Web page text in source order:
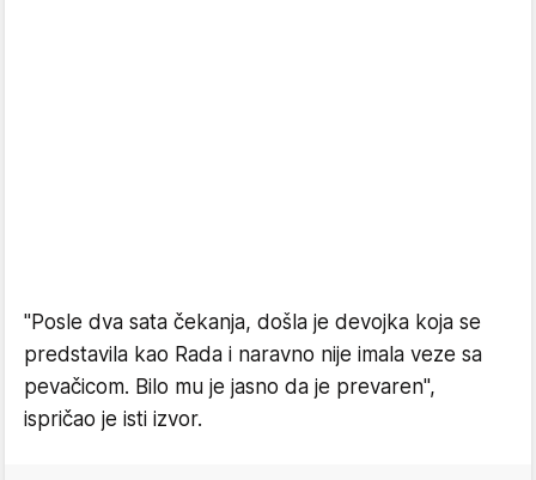
"Posle dva sata čekanja, došla je devojka koja se
predstavila kao Rada i naravno nije imala veze sa
pevačicom. Bilo mu je jasno da je prevaren",
ispričao je isti izvor.